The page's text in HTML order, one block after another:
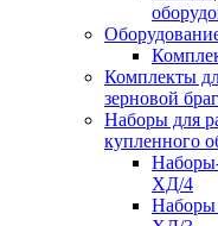
Комплекты
зерновой
Наборы для
купленного
ХД/4
Наборы